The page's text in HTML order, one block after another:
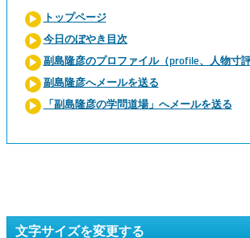
トップページ
今日のぼやき目次
副島隆彦のプロファイル（profile、人物寸評
副島隆彦へメールを送る
「副島隆彦の学問道場」へメールを送る
文字サイズを変更する